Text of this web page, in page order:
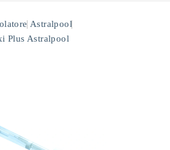
Astralpool
Plus Astralpool